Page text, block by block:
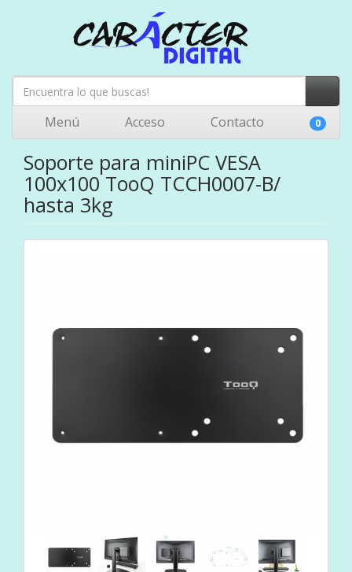
Menú Acceso Contacto 0
Soporte para miniPC VESA
100x100 TooQ TCCH0007-B/
hasta 3kg